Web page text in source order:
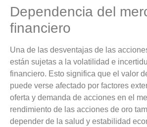
Dependencia del
financiero
Una de las desventajas de las
están sujetas a la volatilidad e
financiero. Esto significa que el valor
puede verse afectado por factores
oferta y demanda de acciones en el
rendimiento de las acciones de oro
depender de la salud y estabilidad